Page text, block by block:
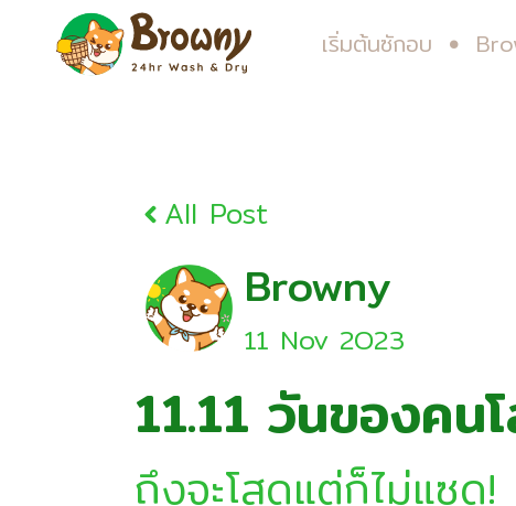
เริ่มต้นซักอบ
All Post
Browny
11 Nov 2O23
11.11 วันของคน
ถึงจะโสดแต่ก็ไม่แซด!